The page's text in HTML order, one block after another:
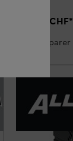
230.00 CHF*
Comparer